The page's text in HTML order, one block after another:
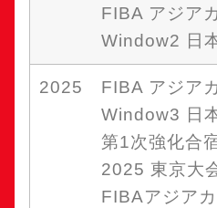
FIBA アジア
Window2 日
2025
FIBA アジア
Window3 日
第1次強化合
2025 東京大
FIBAアジア